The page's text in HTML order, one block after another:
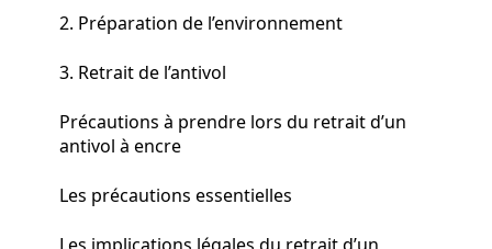
2. Préparation de l’environnement
3. Retrait de l’antivol
Précautions à prendre lors du retrait d’un
antivol à encre
Les précautions essentielles
Les implications légales du retrait d’un